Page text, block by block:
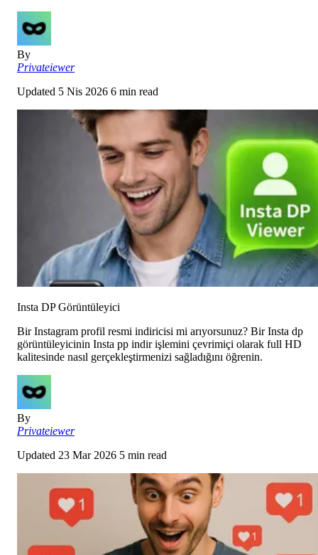
By
Privateiewer
Updated 5 Nis 2026 6 min read
Insta DP Görüntüleyici
Bir Instagram profil resmi indiricisi mi arıyorsunuz? Bir Insta dp
görüntüleyicinin Insta pp indir işlemini çevrimiçi olarak full HD
kalitesinde nasıl gerçekleştirmenizi sağladığını öğrenin.
By
Privateiewer
Updated 23 Mar 2026 5 min read